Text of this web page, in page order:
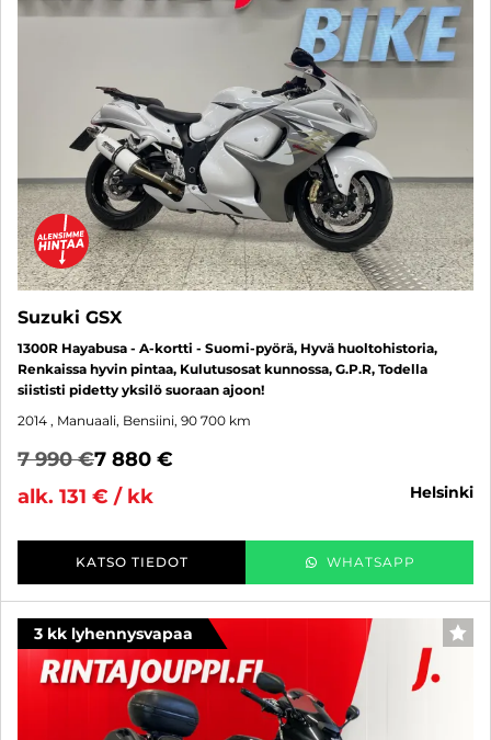
Suzuki GSX
1300R Hayabusa - A-kortti - Suomi-pyörä, Hyvä huoltohistoria,
Renkaissa hyvin pintaa, Kulutusosat kunnossa, G.P.R, Todella
siististi pidetty yksilö suoraan ajoon!
2014 , Manuaali, Bensiini, 90 700 km
7 990 €7 880 €
alk. 131 € / kk
helsinki
KATSO TIEDOT WHATSAPP
3 kk lyhennysvapaa